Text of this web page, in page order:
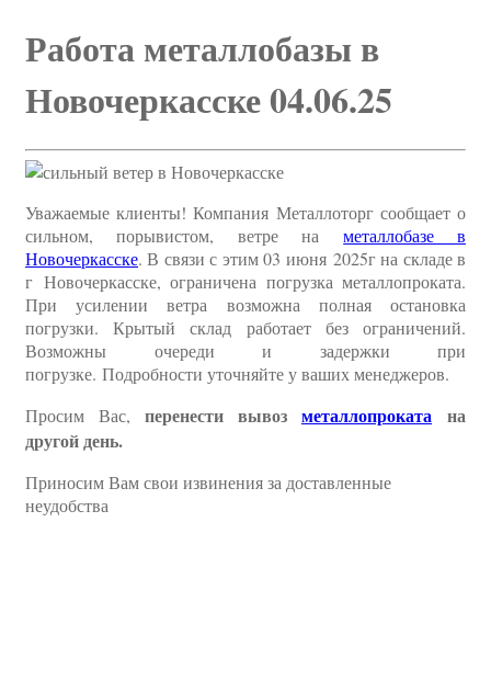
Работа металлобазы в
Новочеркасске 04.06.25
Уважаемые клиенты! Компания Металлоторг сообщает о
сильном, порывистом, ветре наметаллобазе в
Новочеркасске. В связи с этим 03 июня 2025г на складе в
г Новочеркасске, ограничена погрузка металлопроката.
При усилении ветра возможна полная остановка
погрузки. Крытый склад работает без ограничений.
Возможны очереди и задержки при
погрузке. Подробности уточняйте у ваших менеджеров.
Просим Вас, перенести вывоз металлопроката на
другой день.
Приносим Вам свои извинения за доставленные
неудобства